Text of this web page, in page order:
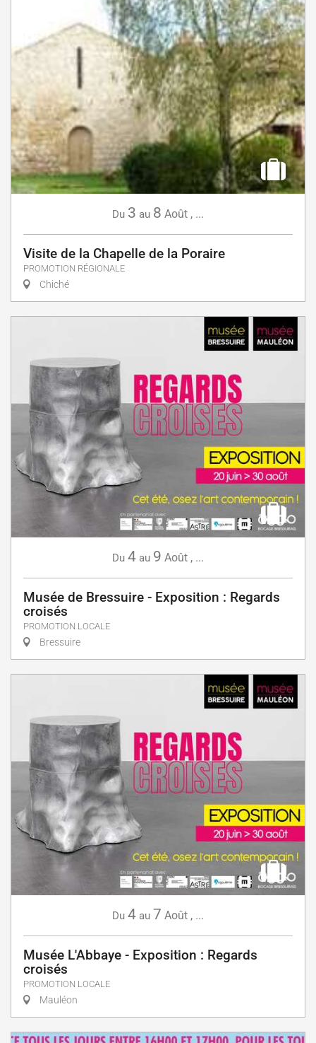
Du 3 au 8 Août , ...
Visite de la Chapelle de la Poraire
PROMOTION RÉGIONALE
Chiché
Du 4 au 9 Août , ...
Musée de Bressuire - Exposition : Regards
croisés
PROMOTION LOCALE
Bressuire
Du 4 au 7 Août , ...
Musée L'Abbaye - Exposition : Regards
croisés
PROMOTION LOCALE
Mauléon